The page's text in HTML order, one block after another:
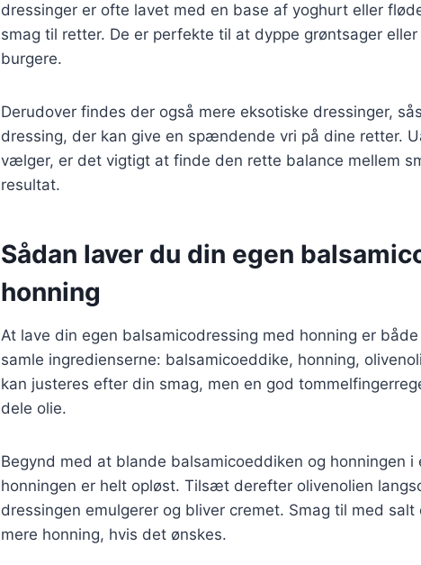
dressinger er ofte lavet med en base af yoghurt eller
smag til retter. De er perfekte til at dyppe grøntsager
burgere.
Derudover findes der også mere eksotiske dressinger,
dressing, der kan give en spændende vri på dine retter.
vælger, er det vigtigt at finde den rette balance mellem
resultat.
Sådan laver du din egen
honning
At lave din egen balsamicodressing med honning er
samle ingredienserne: balsamicoeddike, honning,
kan justeres efter din smag, men en god
dele olie.
Begynd med at blande balsamicoeddiken og honningen i
honningen er helt opløst. Tilsæt derefter olivenolien
dressingen emulgerer og bliver cremet. Smag til med
mere honning, hvis det ønskes.